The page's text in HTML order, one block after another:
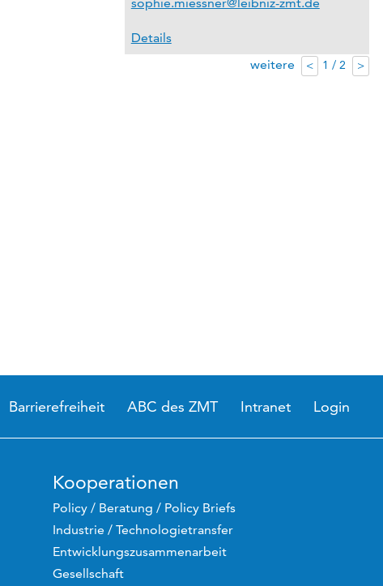
Details
weitere
< 1 / 2 >
Barrierefreiheit ABC des ZMT Intranet Login
Kooperationen
Policy / Beratung / Policy Briefs
Industrie / Technologietransfer
Entwicklungszusammenarbeit
Gesellschaft